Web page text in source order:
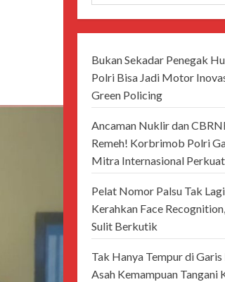
Bukan Sekadar Penegak
Polri Bisa Jadi Motor
Green Policing
Ancaman Nuklir dan
Remeh! Korbrimob Polri
Mitra Internasional
Pelat Nomor Palsu Tak
Kerahkan Face
Sulit Berkutik
Tak Hanya Tempur di
Asah Kemampuan Tangani